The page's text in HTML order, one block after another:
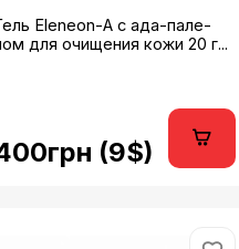
Eleneon-A с ада-пале-
для очищения кожи 20 г...
(9$)